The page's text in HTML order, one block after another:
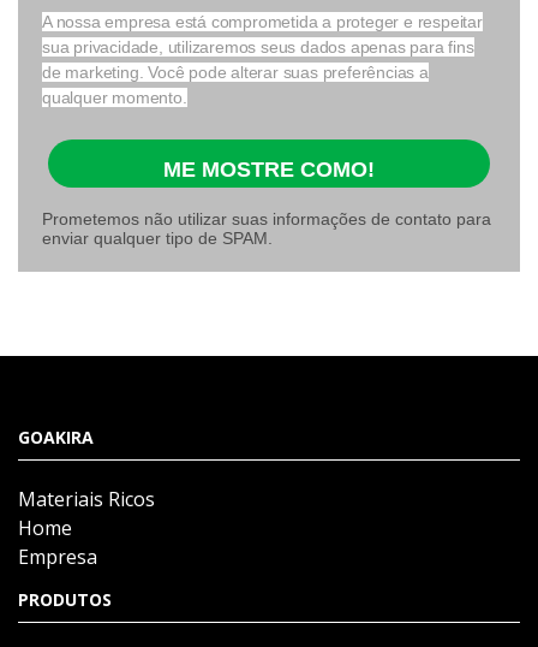
A nossa empresa está comprometida a proteger e respeitar
sua privacidade, utilizaremos seus dados apenas para fins
de marketing. Você pode alterar suas preferências a
qualquer momento.
ME MOSTRE COMO!
Prometemos não utilizar suas informações de contato para
enviar qualquer tipo de SPAM.
GOAKIRA
Materiais Ricos
Home
Empresa
PRODUTOS